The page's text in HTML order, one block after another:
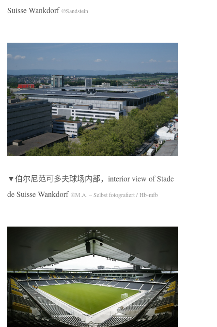
Suisse Wankdorf ©Sandstein
▼伯尔尼范可多夫球场内部，interior view of Stade
de Suisse Wankdorf ©M.A. – Selbst fotografiert / Hb-mfb